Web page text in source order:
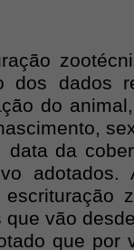
dos dados
do
data da
que vão
que por